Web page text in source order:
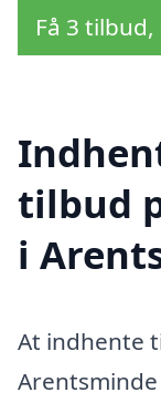
Få 3
tilbud
i
At indhente